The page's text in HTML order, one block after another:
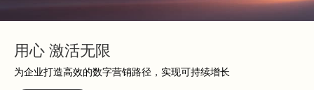
用心 激活无限
为企业打造高效的数字营销路径，实现可持续增长